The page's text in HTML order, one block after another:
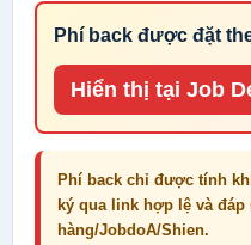
Phí back được đặt
Hiển thị tại Job
Phí back chỉ được tính
ký qua link hợp lệ và
hàng/JobdoA/Shien.